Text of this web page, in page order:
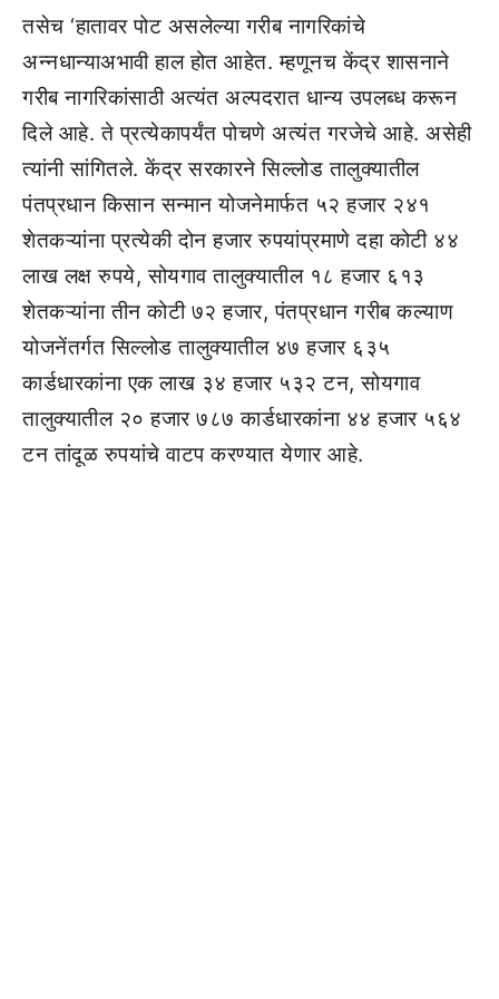
तसेच ‘हातावर पोट असलेल्या गरीब नागरिकांचे
अन्नधान्याअभावी हाल होत आहेत. म्हणूनच केंद्र शासनाने
गरीब नागरिकांसाठी अत्यंत अल्पदरात धान्य उपलब्ध करून
दिले आहे. ते प्रत्येकापर्यंत पोचणे अत्यंत गरजेचे आहे. असेही
त्यांनी सांगितले. केंद्र सरकारने सिल्लोड तालुक्यातील
पंतप्रधान किसान सन्मान योजनेमार्फत ५२ हजार २४१
शेतकऱ्यांना प्रत्येकी दोन हजार रुपयांप्रमाणे दहा कोटी ४४
लाख लक्ष रुपये, सोयगाव तालुक्यातील १८ हजार ६१३
शेतकऱ्यांना तीन कोटी ७२ हजार, पंतप्रधान गरीब कल्याण
योजनेंतर्गत सिल्लोड तालुक्यातील ४७ हजार ६३५
कार्डधारकांना एक लाख ३४ हजार ५३२ टन, सोयगाव
तालुक्यातील २० हजार ७८७ कार्डधारकांना ४४ हजार ५६४
टन तांदूळ रुपयांचे वाटप करण्यात येणार आहे.